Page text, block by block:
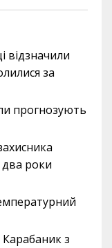
відзначили
за
прогнозують
роки
з